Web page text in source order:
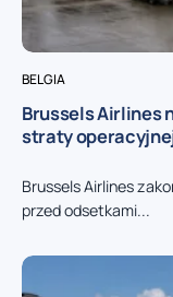
BELGIA
Brussels Airlines
straty
Brussels Airlines
przed odsetkami...